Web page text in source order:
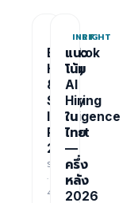
REPORT
Bangkok
Hiring
&
Salary
Intelligence
Report
2026
รายงาน
·
48
INSIGHT
แนว
โน้ม
AI
Hiring
ใน
ไทย
—
ครึ่ง
หลัง
2026